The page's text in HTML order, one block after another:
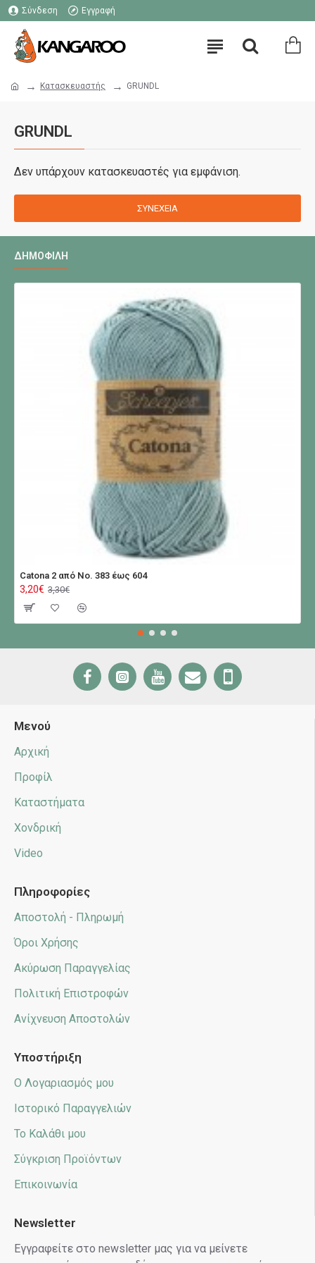
Σύνδεση Εγγραφή
Κατασκευαστής GRUNDL
GRUNDL
Δεν υπάρχουν κατασκευαστές για εμφάνιση.
ΣΥΝΈΧΕΙΑ
ΔΗΜΟΦΙΛΉ
Catona 2 από No. 383 έως 604
3,20€ 3,30€
Μενού
Αρχική
Προφίλ
Καταστήματα
Χονδρική
Video
Πληροφορίες
Αποστολή - Πληρωμή
Όροι Χρήσης
Ακύρωση Παραγγελίας
Πολιτική Επιστροφών
Ανίχνευση Αποστολών
Υποστήριξη
Ο Λογαριασμός μου
Ιστορικό Παραγγελιών
Το Καλάθι μου
Σύγκριση Προϊόντων
Επικοινωνία
Newsletter
Εγγραφείτε στο newsletter μας για να μείνετε